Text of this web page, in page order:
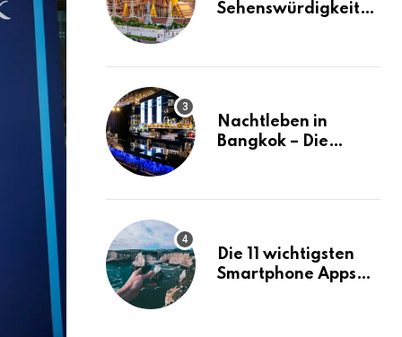
Sehenswürdigkeiten
(mit Karte)
Nachtleben in
Bangkok – Die
Die 11 wichtigsten
Smartphone Apps